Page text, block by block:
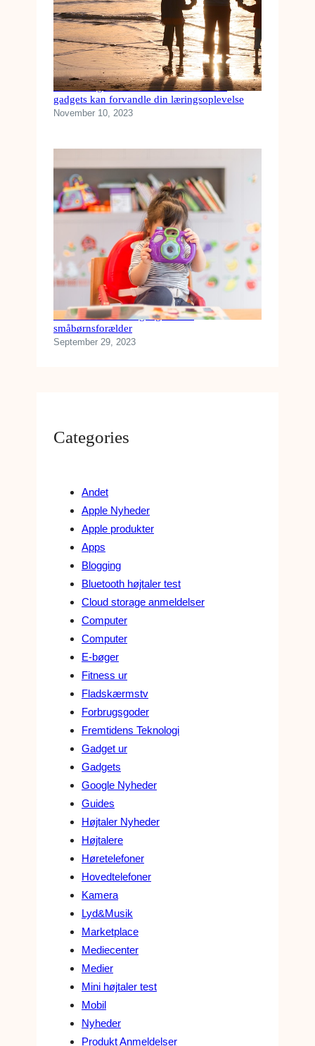
Fra kedelig til underholdende: Hvordan
gadgets kan forvandle din læringsoplevelse
November 10, 2023
Køb disse tekniske gadgets som
småbørnsforælder
September 29, 2023
Categories
Andet
Apple Nyheder
Apple produkter
Apps
Blogging
Bluetooth højtaler test
Cloud storage anmeldelser
Computer
Computer
E-bøger
Fitness ur
Fladskærmstv
Forbrugsgoder
Fremtidens Teknologi
Gadget ur
Gadgets
Google Nyheder
Guides
Højtaler Nyheder
Højtalere
Høretelefoner
Hovedtelefoner
Kamera
Lyd&Musik
Marketplace
Mediecenter
Medier
Mini højtaler test
Mobil
Nyheder
Produkt Anmeldelser